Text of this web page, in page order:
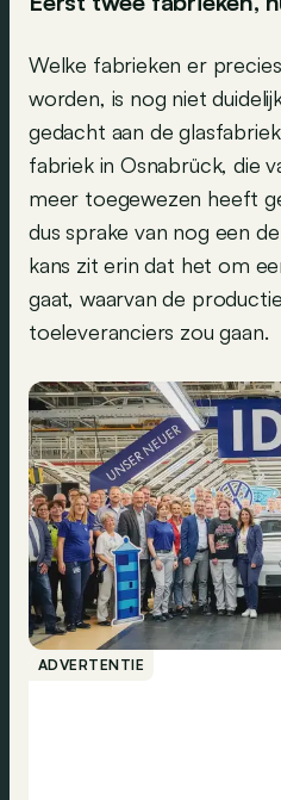
Welke fabrieken er
worden, is nog niet
gedacht aan de
fabriek in Osnabrück, die
meer toegewezen heeft
dus sprake van nog een
kans zit erin dat het om
gaat, waarvan de
toeleveranciers zou gaan.
ADVERTENTIE